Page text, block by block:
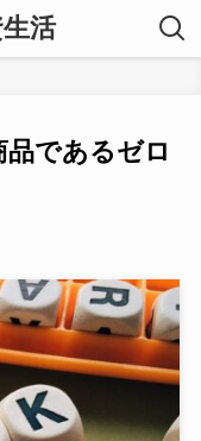
活
であるゼロ